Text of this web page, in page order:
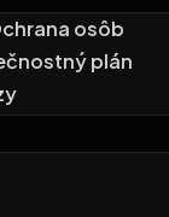
osôb
plán